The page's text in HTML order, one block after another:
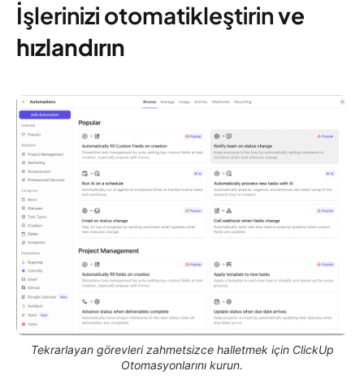
İşlerinizi otomatikleştirinve
hızlandırın
Tekrarlayan görevleri zahmetsizce halletmek için ClickUp
Otomasyonlarını kurun.